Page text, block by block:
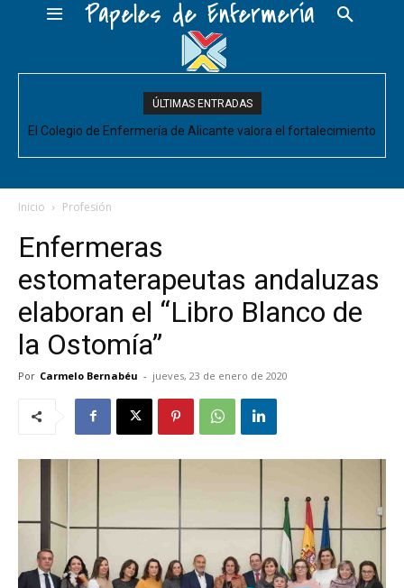
Papeles de Enfermería
ÚLTIMAS ENTRADAS
El Colegio de Enfermería de Alicante valora el fortalecimiento
acompañe de decisiones estructurales para...
Inicio Profesión
Enfermeras
estomaterapeutas andaluzas
elaboran el “Libro Blanco de
la Ostomía”
Por Carmelo Bernabéu - jueves, 23 de enero de 2020